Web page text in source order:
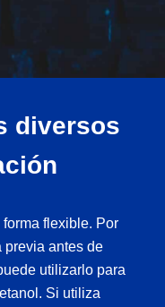
diversos
forma flexible. Por
previa antes de
utilizarlo para
Si utiliza